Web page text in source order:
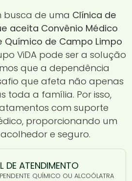
busca de uma Clínica de
aceita Convênio Médico
Químico de Campo Limpo
ViDA pode ser a solução
que a dependência
que afeta não apenas
toda a família. Por isso,
com suporte
proporcionando um
e seguro.
DE ATENDIMENTO
QUÍMICO OU ALCOÓLATRA